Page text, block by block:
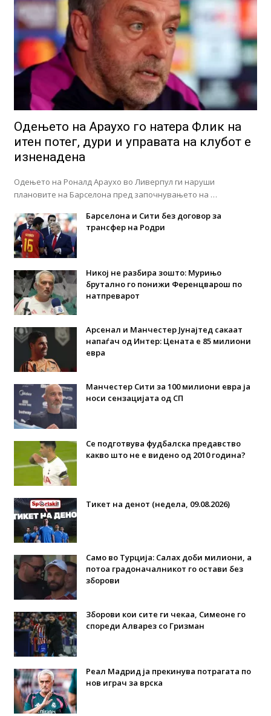
Одењето на Араухо го натера Флик на
итен потег, дури и управата на клубот е
изненадена
Одењето на Роналд Араухо во Ливерпул ги наруши
плановите на Барселона пред започнувањето на …
Барселона и Сити без договор за
трансфер на Родри
Никој не разбира зошто: Мурињо
брутално го понижи Ференцварош по
натпреварот
Арсенал и Манчестер Јунајтед сакаат
напаѓач од Интер: Цената е 85 милиони
евра
Манчестер Сити за 100 милиони евра ја
носи сензацијата од СП
Се подготвува фудбалска предавство
какво што не е видено од 2010 година?
Тикет на денот (недела, 09.08.2026)
Само во Турција: Салах доби милиони, а
потоа градоначалникот го остави без
зборови
Зборови кои сите ги чекаа, Симеоне го
спореди Алварез со Гризман
Реал Мадрид ја прекинува потрагата по
нов играч за врска